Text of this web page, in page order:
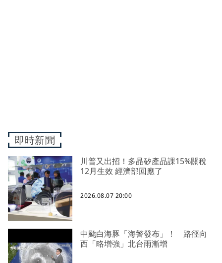
即時新聞
川普又出招！多晶矽產品課15%關稅
12月生效 經濟部回應了
2026.08.07 20:00
中颱白海豚「海警發布」！ 路徑向
西「略增強」北台雨漸增